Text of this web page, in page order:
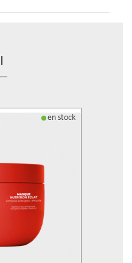
en stock